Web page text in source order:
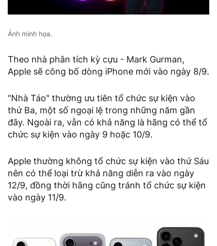
Ảnh minh họa.
Theo nhà phân tích kỳ cựu - Mark Gurman,
Apple sẽ công bố dòng iPhone mới vào ngày 8/9.
"Nhà Táo" thường ưu tiên tổ chức sự kiện vào
thứ Ba, một số ngoại lệ trong những năm gần
đây. Ngoài ra, vẫn có khả năng là hãng có thể tổ
chức sự kiện vào ngày 9 hoặc 10/9.
Apple thường không tổ chức sự kiện vào thứ Sáu
nên có thể loại trừ khả năng diễn ra vào ngày
12/9, đồng thời hãng cũng tránh tổ chức sự kiện
vào ngày 11/9.